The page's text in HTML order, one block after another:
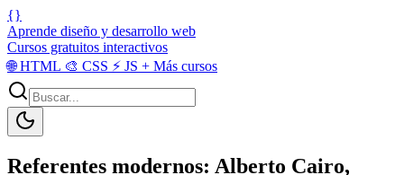
{}
Aprende diseño y desarrollo web
Cursos gratuitos interactivos
🌐HTML 🎨 CSS ⚡ JS + Más cursos
Referentes modernos: Alberto Cairo,